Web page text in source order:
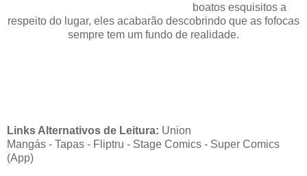
boatos esquisitos a
respeito do lugar, eles acabarão descobrindo que as fofocas
sempre tem um fundo de realidade.
Links Alternativos de Leitura: Union
Mangás - Tapas - Fliptru - Stage Comics - Super Comics
(App)